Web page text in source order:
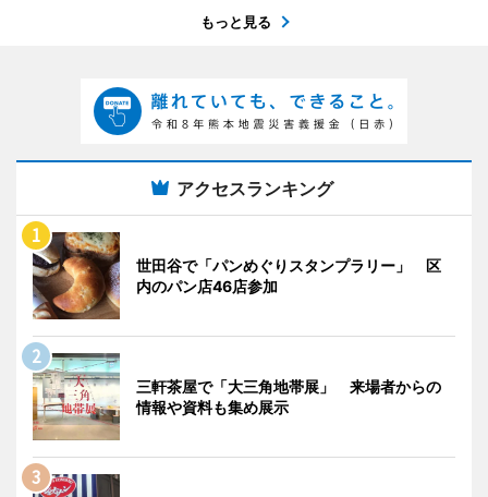
もっと見る
アクセスランキング
世田谷で「パンめぐりスタンプラリー」 区
内のパン店46店参加
三軒茶屋で「大三角地帯展」 来場者からの
情報や資料も集め展示